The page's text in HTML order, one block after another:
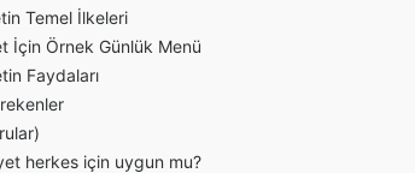
Temel İlkeleri
İçin Örnek Günlük Menü
Faydaları
herkes için uygun mu?